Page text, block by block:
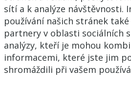
sítí a k analýze návštěvnosti.
používání našich stránek
partnery v oblasti sociálních
analýzy, kteří je mohou
informacemi, které jste jim
shromáždili při vašem